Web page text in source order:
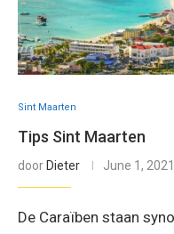
Sint Maarten
Tips Sint Maarten
door Dieter June 1, 2021
De Caraïben staan